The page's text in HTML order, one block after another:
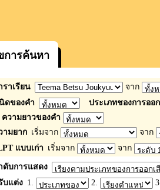
การค้นหา
ราเรียน
จาก
ดของคำ
ประเภทชองการออ
ความยาวของคำ
ามยาก เริ่มจาก
จาก
แบบเก่า
เริ่มจาก จาก
ดับการแสดง
บแต่ง 1. 2.